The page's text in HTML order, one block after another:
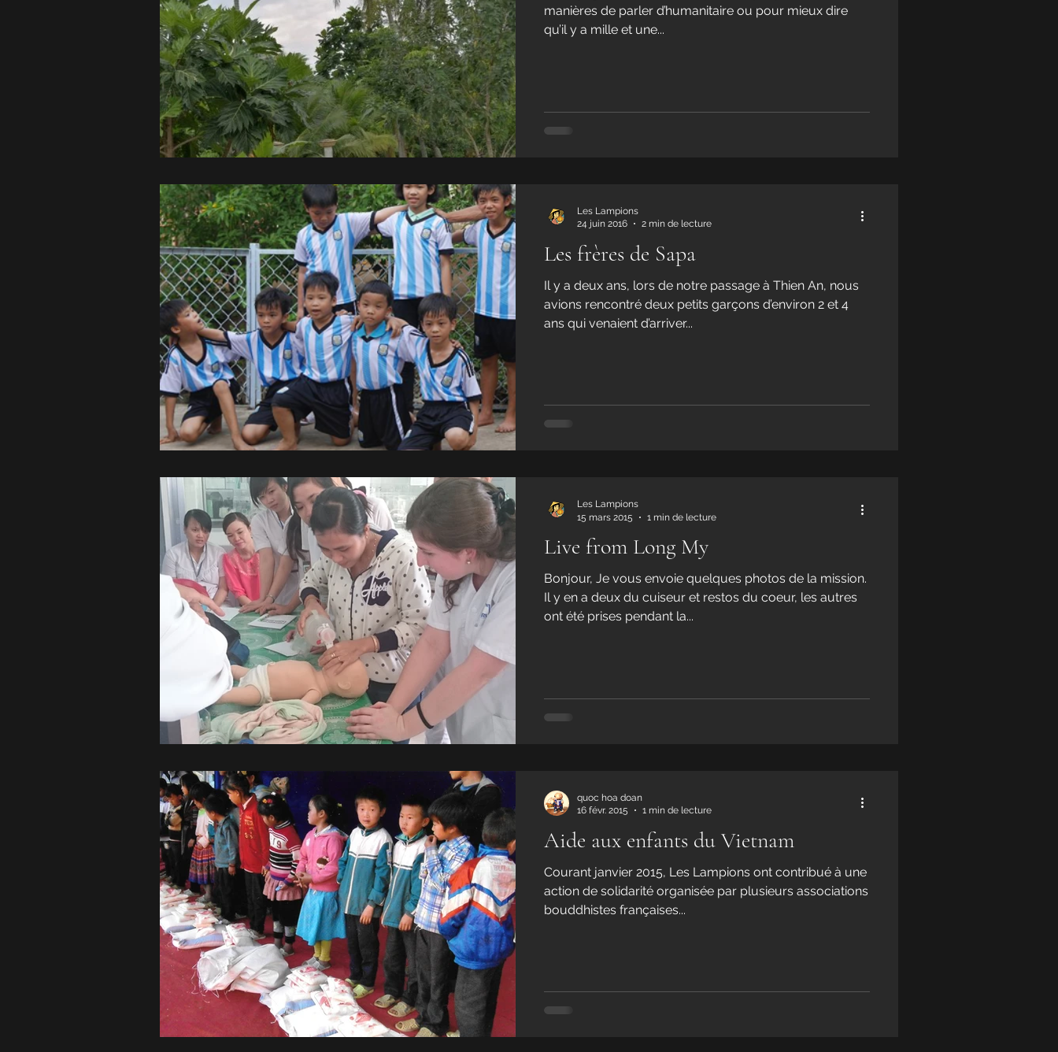
manières de parler d’humanitaire ou pour mieux dire
qu’il y a mille et une...
Les frères de Sapa
Il y a deux ans, lors de notre passage à Thien An, nous
avions rencontré deux petits garçons d’environ 2 et 4
ans qui venaient d’arriver...
Les Lampions
24 juin 2016
2 min de lecture
Live from Long My
Bonjour, Je vous envoie quelques photos de la mission.
Il y en a deux du cuiseur et restos du coeur, les autres
ont été prises pendant la...
Les Lampions
15 mars 2015
1 min de lecture
Aide aux enfants du Vietnam
Courant janvier 2015, Les Lampions ont contribué à une
action de solidarité organisée par plusieurs associations
bouddhistes françaises...
quoc hoa doan
16 févr. 2015
1 min de lecture